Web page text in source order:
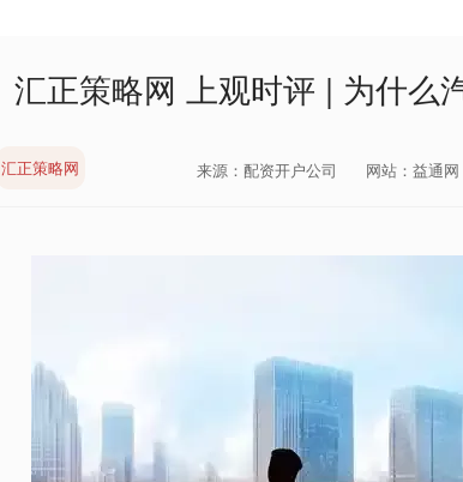
汇正策略网 上观时评 | 为什么
汇正策略网 来源：配资开户公司 网站：益通网